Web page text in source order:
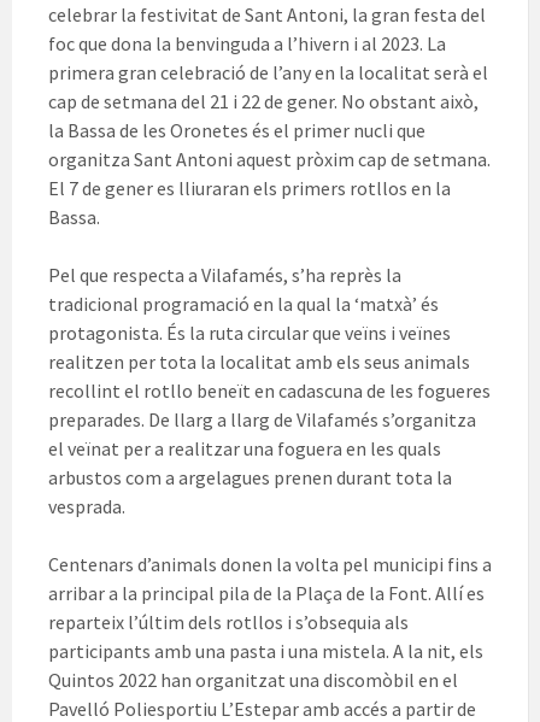
celebrar la festivitat de Sant Antoni, la gran festa del
foc que dona la benvinguda a l’hivern i al 2023. La
primera gran celebració de l’any en la localitat serà el
cap de setmana del 21 i 22 de gener. No obstant això,
la Bassa de les Oronetes és el primer nucli que
organitza Sant Antoni aquest pròxim cap de setmana.
El 7 de gener es lliuraran els primers rotllos en la
Bassa.
Pel que respecta a Vilafamés, s’ha reprès la
tradicional programació en la qual la ‘matxà’ és
protagonista. És la ruta circular que veïns i veïnes
realitzen per tota la localitat amb els seus animals
recollint el rotllo beneït en cadascuna de les fogueres
preparades. De llarg a llarg de Vilafamés s’organitza
el veïnat per a realitzar una foguera en les quals
arbustos com a argelagues prenen durant tota la
vesprada.
Centenars d’animals donen la volta pel municipi fins a
arribar a la principal pila de la Plaça de la Font. Allí es
reparteix l’últim dels rotllos i s’obsequia als
participants amb una pasta i una mistela. A la nit, els
Quintos 2022 han organitzat una discomòbil en el
Pavelló Poliesportiu L’Estepar amb accés a partir de